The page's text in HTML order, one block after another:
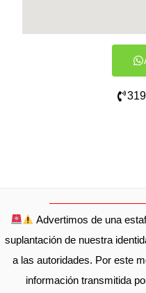
Advertimos de una
suplantación de nuestra
a las autoridades. Por este
información transmitida